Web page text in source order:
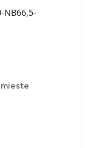
NB66,5-